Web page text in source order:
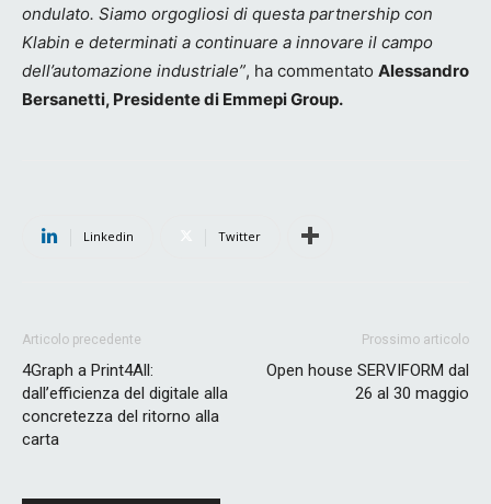
ondulato. Siamo orgogliosi di questa partnership con
Klabin e determinati a continuare a innovare il campo
dell’automazione industriale”, ha commentato Alessandro
Bersanetti, Presidente di Emmepi Group.
Linkedin Twitter
Articolo precedente
4Graph a Print4All:
dall’efficienza del digitale alla
concretezza del ritorno alla
carta
Prossimo articolo
Open house SERVIFORM dal
26 al 30 maggio